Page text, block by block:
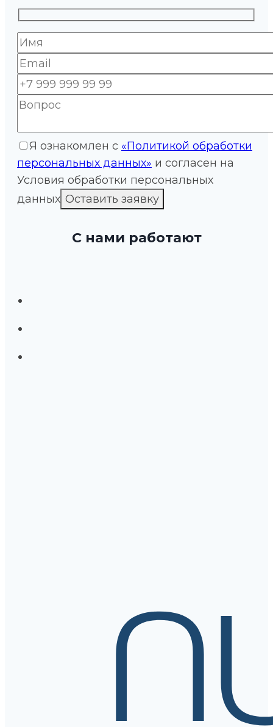
Я ознакомлен с «Политикой обработки
персональных данных» и согласен на
Условия обработки персональных
данных
С нами работают